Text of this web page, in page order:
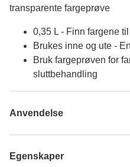
transparente fargeprøve
0,35 L - Finn fargene
Brukes inne og ute -
Bruk fargeprøven for
sluttbehandling
Anvendelse
Egenskaper